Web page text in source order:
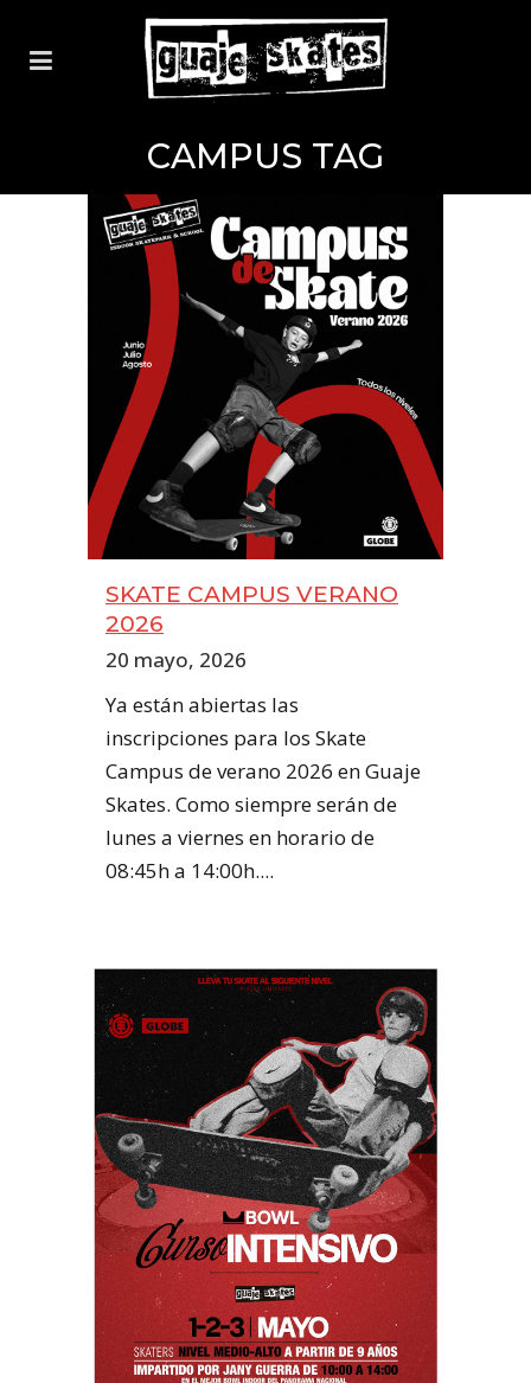
CAMPUS TAG
SKATE CAMPUS VERANO
2026
20 mayo, 2026
Ya están abiertas las
inscripciones para los Skate
Campus de verano 2026 en Guaje
Skates. Como siempre serán de
lunes a viernes en horario de
08:45h a 14:00h....